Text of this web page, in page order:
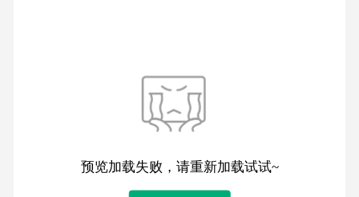
预览加载失败，请重新加载试试~